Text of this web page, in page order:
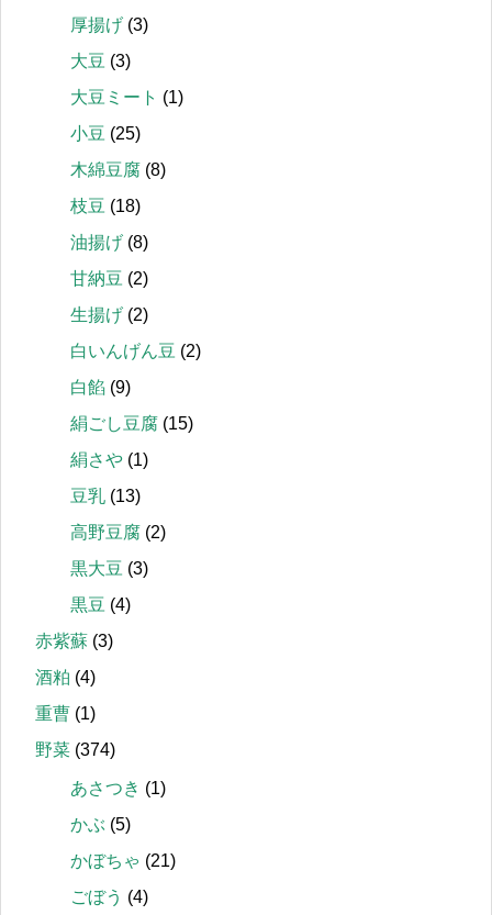
厚揚げ (3)
大豆 (3)
大豆ミート (1)
小豆 (25)
木綿豆腐 (8)
枝豆 (18)
油揚げ (8)
甘納豆 (2)
生揚げ (2)
白いんげん豆 (2)
白餡 (9)
絹ごし豆腐 (15)
絹さや (1)
豆乳 (13)
高野豆腐 (2)
黒大豆 (3)
黒豆 (4)
赤紫蘇 (3)
酒粕 (4)
重曹 (1)
野菜 (374)
あさつき (1)
かぶ (5)
かぼちゃ (21)
ごぼう (4)